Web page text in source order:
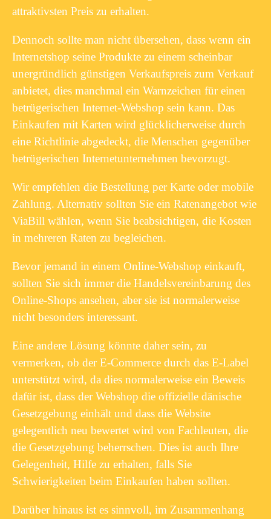
attraktivsten Preis zu erhalten.
Dennoch sollte man nicht übersehen, dass wenn ein
Internetshop seine Produkte zu einem scheinbar
unergründlich günstigen Verkaufspreis zum Verkauf
anbietet, dies manchmal ein Warnzeichen für einen
betrügerischen Internet-Webshop sein kann. Das
Einkaufen mit Karten wird glücklicherweise durch
eine Richtlinie abgedeckt, die Menschen gegenüber
betrügerischen Internetunternehmen bevorzugt.
Wir empfehlen die Bestellung per Karte oder mobile
Zahlung. Alternativ sollten Sie ein Ratenangebot wie
ViaBill wählen, wenn Sie beabsichtigen, die Kosten
in mehreren Raten zu begleichen.
Bevor jemand in einem Online-Webshop einkauft,
sollten Sie sich immer die Handelsvereinbarung des
Online-Shops ansehen, aber sie ist normalerweise
nicht besonders interessant.
Eine andere Lösung könnte daher sein, zu
vermerken, ob der E-Commerce durch das E-Label
unterstützt wird, da dies normalerweise ein Beweis
dafür ist, dass der Webshop die offizielle dänische
Gesetzgebung einhält und dass die Website
gelegentlich neu bewertet wird von Fachleuten, die
die Gesetzgebung beherrschen. Dies ist auch Ihre
Gelegenheit, Hilfe zu erhalten, falls Sie
Schwierigkeiten beim Einkaufen haben sollten.
Darüber hinaus ist es sinnvoll, im Zusammenhang